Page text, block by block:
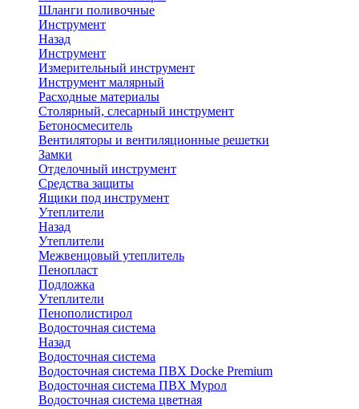
Шланги поливочные
Инструмент
Назад
Инструмент
Измерительный инструмент
Инструмент малярный
Расходные материалы
Столярный, слесарный инструмент
Бетоносмеситель
Вентиляторы и вентиляционные решетки
Замки
Отделочный инструмент
Средства защиты
Ящики под инструмент
Утеплители
Назад
Утеплители
Межвенцовый утеплитель
Пенопласт
Подложка
Утеплители
Пенополистирол
Водосточная система
Назад
Водосточная система
Водосточная система ПВХ Docke Premium
Водосточная система ПВХ Мурол
Водосточная система цветная